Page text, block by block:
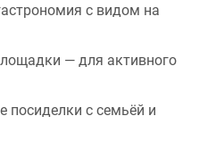
с видом на
— для активного
с семьёй и